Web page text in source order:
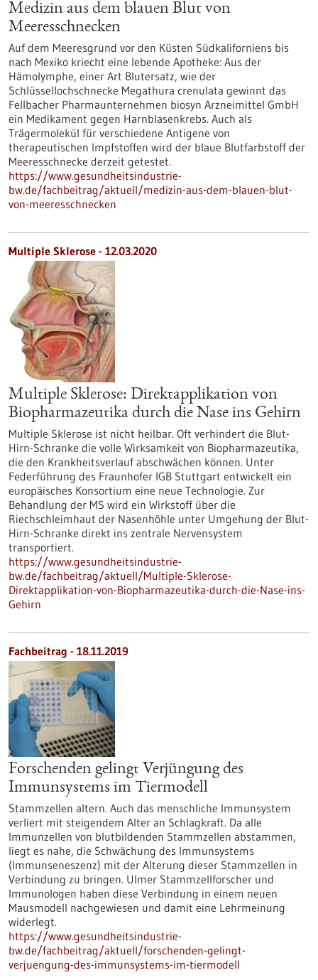
Medizin aus dem blauen Blut von
Meeresschnecken
Auf dem Meeresgrund vor den Küsten Südkaliforniens bis
nach Mexiko kriecht eine lebende Apotheke: Aus der
Hämolymphe, einer Art Blutersatz, wie der
Schlüssellochschnecke Megathura crenulata gewinnt das
Fellbacher Pharmaunternehmen biosyn Arzneimittel GmbH
ein Medikament gegen Harnblasenkrebs. Auch als
Trägermolekül für verschiedene Antigene von
therapeutischen Impfstoffen wird der blaue Blutfarbstoff der
Meeresschnecke derzeit getestet.
https://www.gesundheitsindustrie-
bw.de/fachbeitrag/aktuell/medizin-aus-dem-blauen-blut-
von-meeresschnecken
Multiple Sklerose - 12.03.2020
Multiple Sklerose: Direktapplikation von
Biopharmazeutika durch die Nase ins Gehirn
Multiple Sklerose ist nicht heilbar. Oft verhindert die Blut-
Hirn-Schranke die volle Wirksamkeit von Biopharmazeutika,
die den Krankheitsverlauf abschwächen können. Unter
Federführung des Fraunhofer IGB Stuttgart entwickelt ein
europäisches Konsortium eine neue Technologie. Zur
Behandlung der MS wird ein Wirkstoff über die
Riechschleimhaut der Nasenhöhle unter Umgehung der Blut-
Hirn-Schranke direkt ins zentrale Nervensystem
transportiert.
https://www.gesundheitsindustrie-
bw.de/fachbeitrag/aktuell/Multiple-Sklerose-
Direktapplikation-von-Biopharmazeutika-durch-die-Nase-ins-
Gehirn
Fachbeitrag - 18.11.2019
Forschenden gelingt Verjüngung des
Immunsystems im Tiermodell
Stammzellen altern. Auch das menschliche Immunsystem
verliert mit steigendem Alter an Schlagkraft. Da alle
Immunzellen von blutbildenden Stammzellen abstammen,
liegt es nahe, die Schwächung des Immunsystems
(Immunseneszenz) mit der Alterung dieser Stammzellen in
Verbindung zu bringen. Ulmer Stammzellforscher und
Immunologen haben diese Verbindung in einem neuen
Mausmodell nachgewiesen und damit eine Lehrmeinung
widerlegt.
https://www.gesundheitsindustrie-
bw.de/fachbeitrag/aktuell/forschenden-gelingt-
verjuengung-des-immunsystems-im-tiermodell